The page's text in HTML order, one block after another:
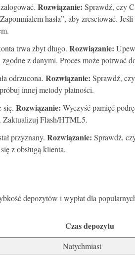
Rozwiązanie: Sprawdź, czy
hasła”, aby zresetować.
trwa zbyt długo.Rozwiązanie:
z danymi. Proces może potrwać
odrzucona.Rozwiązanie: Sprawdź,
innej metody płatności.
się.Rozwiązanie: Wyczyść pamięć
Flash/HTML5.
przyznany.Rozwiązanie: Sprawdź,
z obsługą klienta.
depozytów i wypłat dla
Czas depozytu
Natychmiast